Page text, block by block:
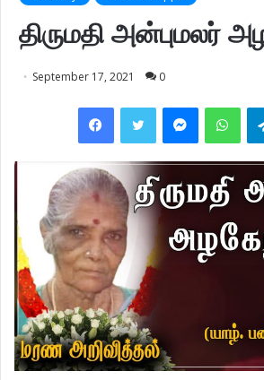
திருமதி அன்புமலர்
September 17, 2021 0
FacebookTwitter Messenger